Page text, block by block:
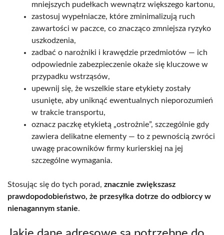
mniejszych pudełkach wewnątrz większego kartonu,
zastosuj wypełniacze, które zminimalizują ruch
zawartości w paczce, co znacząco zmniejsza ryzyko
uszkodzenia,
zadbać o narożniki i krawędzie przedmiotów — ich
odpowiednie zabezpieczenie okaże się kluczowe w
przypadku wstrząsów,
upewnij się, że wszelkie stare etykiety zostały
usunięte, aby uniknąć ewentualnych nieporozumień
w trakcie transportu,
oznacz paczkę etykietą „ostrożnie”, szczególnie gdy
zawiera delikatne elementy — to z pewnością zwróci
uwagę pracowników firmy kurierskiej na jej
szczególne wymagania.
Stosując się do tych porad, znacznie zwiększasz
prawdopodobieństwo, że przesyłka dotrze do odbiorcy w
nienagannym stanie.